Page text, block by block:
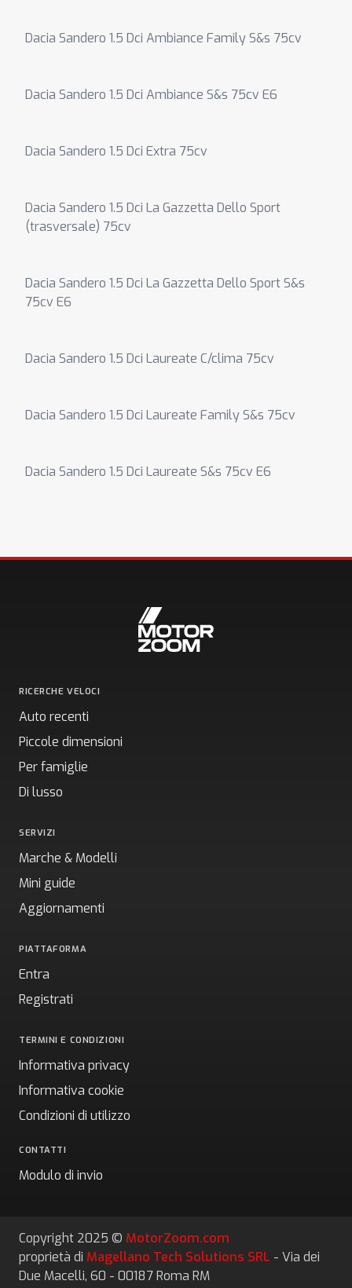
Dacia Sandero 1.5 Dci Ambiance Family S&s 75cv
Dacia Sandero 1.5 Dci Ambiance S&s 75cv E6
Dacia Sandero 1.5 Dci Extra 75cv
Dacia Sandero 1.5 Dci La Gazzetta Dello Sport
(trasversale) 75cv
Dacia Sandero 1.5 Dci La Gazzetta Dello Sport S&s
75cv E6
Dacia Sandero 1.5 Dci Laureate C/clima 75cv
Dacia Sandero 1.5 Dci Laureate Family S&s 75cv
Dacia Sandero 1.5 Dci Laureate S&s 75cv E6
RICERCHE VELOCI
Auto recenti
Piccole dimensioni
Per famiglie
Di lusso
SERVIZI
Marche & Modelli
Mini guide
Aggiornamenti
PIATTAFORMA
Entra
Registrati
TERMINI E CONDIZIONI
Informativa privacy
Informativa cookie
Condizioni di utilizzo
CONTATTI
Modulo di invio
Copyright 2025 © MotorZoom.com
proprietà di Magellano Tech Solutions SRL - Via dei
Due Macelli, 60 - 00187 Roma RM